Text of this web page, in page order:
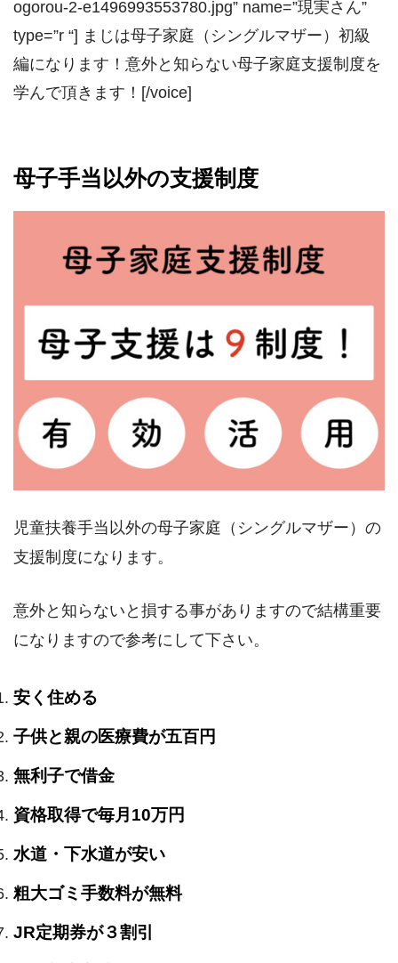
ogorou-2-e1496993553780.jpg” name=”現実さん”
type=”r “] まじは母子家庭（シングルマザー）初級
編になります！意外と知らない母子家庭支援制度を
学んで頂きます！[/voice]
母子手当以外の支援制度
児童扶養手当以外の母子家庭（シングルマザー）の
支援制度になります。
意外と知らないと損する事がありますので結構重要
になりますので参考にして下さい。
安く住める
子供と親の医療費が五百円
無利子で借金
資格取得で毎月10万円
水道・下水道が安い
粗大ゴミ手数料が無料
JR定期券が３割引